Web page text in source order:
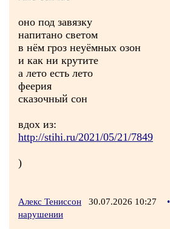
оно под завязку
напитано светом
в нём гроз неуёмных озон
и как ни крутите
а лето есть лето
феерия
сказочный сон
вдох из:
http://stihi.ru/2021/05/21/7849
)
Алекс Тениссон 30.07.2026 10:27 •
нарушении